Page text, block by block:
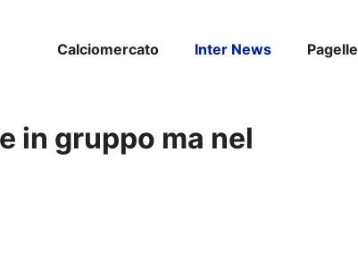
Calciomercato Inter News Pagelle
in gruppo ma nel